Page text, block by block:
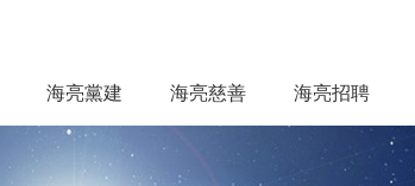
海亮黨建 海亮慈善 海亮招聘